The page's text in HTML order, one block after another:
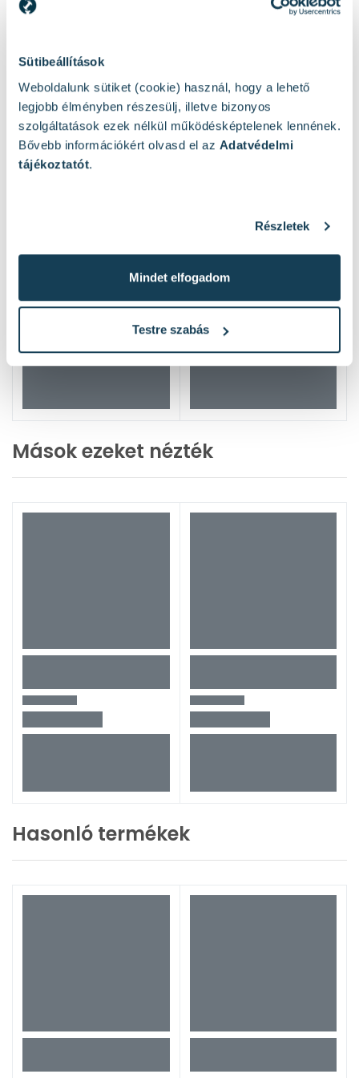
Sütibeállítások
Weboldalunk sütiket (cookie) használ, hogy a lehető
legjobb élményben részesülj, illetve bizonyos
szolgáltatások ezek nélkül működésképtelenek lennének.
Bővebb információkért olvasd el az Adatvédelmi
tájékoztatót.
Részletek
Mindet elfogadom
Testre szabás
Mások ezeket nézték
Mások ezeket nézték
Hasonló termékek